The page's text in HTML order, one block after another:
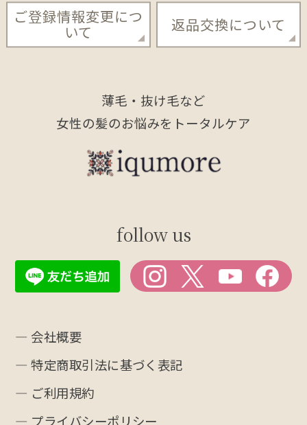
ご登録情報変更につ
いて 返品交換について
薄毛・抜け毛など
女性の髪のお悩みをトータルケア
follow us
― 会社概要
― 特定商取引法に基づく表記
― ご利用規約
― プライバシーポリシー